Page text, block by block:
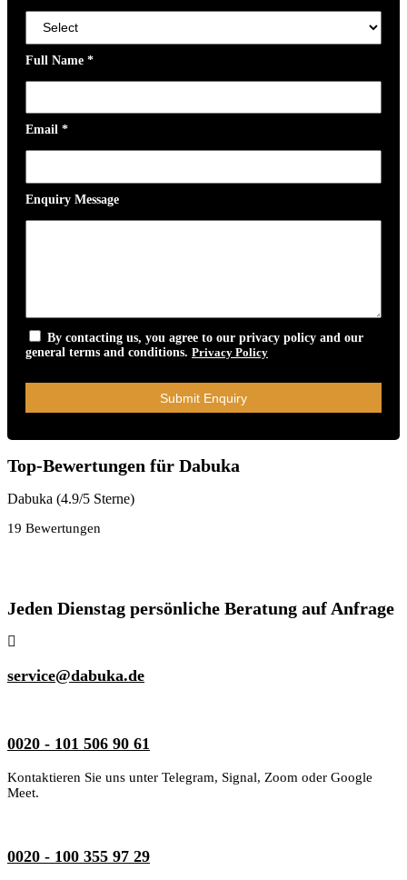
Full Name *
Email *
Enquiry Message
By contacting us, you agree to our privacy policy and our
general terms and conditions. Privacy Policy
Top-Bewertungen für Dabuka
Dabuka (4.9/5 Sterne)
19 Bewertungen
Jeden Dienstag persönliche Beratung auf Anfrage
service@dabuka.de
0020 - 101 506 90 61
Kontaktieren Sie uns unter Telegram, Signal, Zoom oder Google
Meet.
0020 - 100 355 97 29